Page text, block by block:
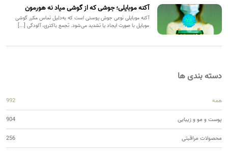
آکنه موبایلی؛ جوشی که از گوشی میاد نه هورمون
آکنه موبایلی نوعی جوش پوستی است که به‌دلیل تماس مکرر گوشی
موبایل با صورت ایجاد یا تشدید می‌شود. تجمع باکتری، آلودگی [...]
دسته بندی ها
همه 992
پوست و مو و زیبایی 904
محصولات مراقبتی 256